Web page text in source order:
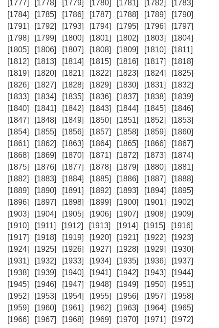
[1777]
[1778] [1779] [1780] [1781] [1782]
[1783]
[1784]
[1785] [1786] [1787] [1788] [1789]
[1790]
[1791]
[1792] [1793] [1794] [1795] [1796]
[1797]
[1798]
[1799] [1800] [1801] [1802] [1803]
[1804]
[1805]
[1806] [1807] [1808] [1809] [1810]
[1811]
[1812]
[1813] [1814] [1815] [1816] [1817]
[1818]
[1819]
[1820] [1821] [1822] [1823] [1824]
[1825]
[1826]
[1827] [1828] [1829] [1830] [1831]
[1832]
[1833]
[1834] [1835] [1836] [1837] [1838]
[1839]
[1840]
[1841] [1842] [1843] [1844] [1845]
[1846]
[1847]
[1848] [1849] [1850] [1851] [1852]
[1853]
[1854]
[1855] [1856] [1857] [1858] [1859]
[1860]
[1861]
[1862] [1863] [1864] [1865] [1866]
[1867]
[1868]
[1869] [1870] [1871] [1872] [1873]
[1874]
[1875]
[1876] [1877] [1878] [1879] [1880]
[1881]
[1882]
[1883] [1884] [1885] [1886] [1887]
[1888]
[1889]
[1890] [1891] [1892] [1893] [1894]
[1895]
[1896]
[1897] [1898] [1899] [1900] [1901]
[1902]
[1903]
[1904] [1905] [1906] [1907] [1908]
[1909]
[1910]
[1911] [1912] [1913] [1914] [1915]
[1916]
[1917]
[1918] [1919] [1920] [1921] [1922]
[1923]
[1924]
[1925] [1926] [1927] [1928] [1929]
[1930]
[1931]
[1932] [1933] [1934] [1935] [1936]
[1937]
[1938]
[1939] [1940] [1941] [1942] [1943]
[1944]
[1945]
[1946] [1947] [1948] [1949] [1950]
[1951]
[1952]
[1953] [1954] [1955] [1956] [1957]
[1958]
[1959]
[1960] [1961] [1962] [1963] [1964]
[1965]
[1966]
[1967] [1968] [1969] [1970] [1971]
[1972]